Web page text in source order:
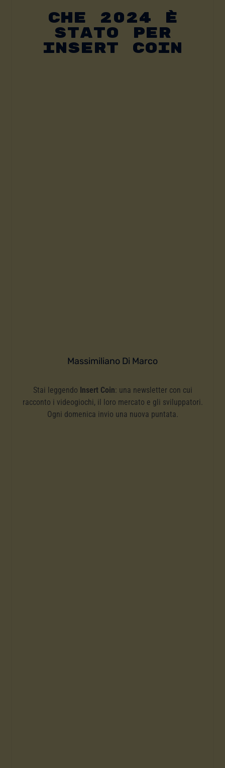
CHE 2024 È
STATO PER
INSERT COIN
Massimiliano Di Marco
Stai leggendo Insert Coin: una newsletter con cui
racconto i videogiochi, il loro mercato e gli sviluppatori.
Ogni domenica invio una nuova puntata.